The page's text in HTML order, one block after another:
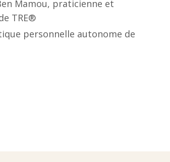
Mamou, praticienne et
TRE®
personnelle autonome de